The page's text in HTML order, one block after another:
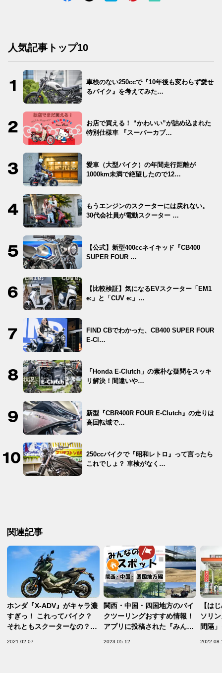
人気記事トップ10
車検のない250ccで『10年後も変わらず愛せ
るバイク』を考えてみた…
お店で買える！ “かわいい”が詰め込まれた
特別仕様車 『スーパーカブ…
愛車（大型バイク）の年間走行距離が
1000km未満で絶望したので12…
もうエンジンのスクーターには戻れない。
30代会社員が電動スクーター …
【公式】新型400ccネイキッド『CB400
SUPER FOUR …
【比較検証】気になるEVスクーター「EM1
e:」と「CUV e:」…
FIND CBでわかった、CB400 SUPER FOUR
E-Cl…
「Honda E-Clutch」の素朴な疑問をスッキ
リ解決！間違いや…
新型『CBR400R FOUR E-Clutch』の走りは
高回転域で…
250ccバイクで『昭和レトロ』って言ったら
これでしょ？ 車検がなく…
関連記事
ホンダ『X-ADV』がキャラ濃
すぎっ！ これってバイク？
それともスクーターなの？
2021.02.07
関西・中国・四国地方のバイ
クツーリングおすすめ情報！
アプリに投稿された『みんな
2023.05.12
【は
ソリ
間隔